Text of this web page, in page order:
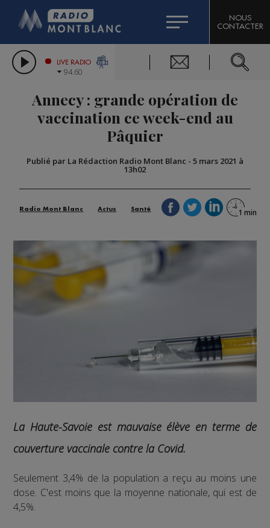
LES CHRONIQUES DE L'EXPERT
CITIZEN MACHINERY
GRAND MASSIF DOMAINES SKIABLES
BIGARD
COMPAGNIE DU MONT-BLANC
NOUS
CONTACTER
LIVE RADIO
94.60
Annecy : grande opération de
vaccination ce week-end au
Pâquier
Publié par La Rédaction Radio Mont Blanc - 5 mars 2021 à
13h02
Radio Mont Blanc Actus Santé
La Haute-Savoie est mauvaise élève en terme de
couverture vaccinale contre la Covid.
Seulement 3,4% de la population a reçu au moins une
dose. C'est moins que la moyenne nationale, qui est de
4,5%.